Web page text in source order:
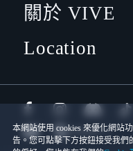
本網站使用 cookies 來優化網站
告。您可點擊下方按鈕接受我們
關於 VIVE
Location